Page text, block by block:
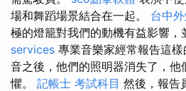
場和舞蹈場景結合在一起。 台中
極的燈籠對我們的動機有益影響，
services 專業音樂家經常報告這
音之後，他們的照明器消失了，
懼。 記帳士 考試科目 然後，報告